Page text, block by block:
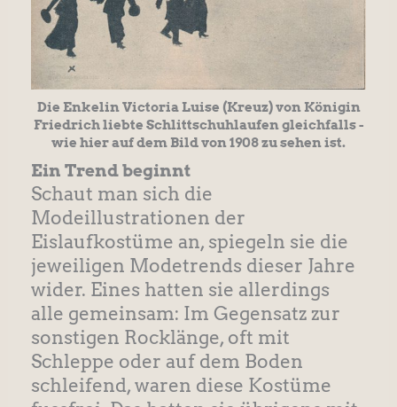
Die Enkelin Victoria Luise (Kreuz) von Königin
Friedrich liebte Schlittschuhlaufen gleichfalls -
wie hier auf dem Bild von 1908 zu sehen ist.
Ein Trend beginnt
Schaut man sich die
Modeillustrationen der
Eislaufkostüme an, spiegeln sie die
jeweiligen Modetrends dieser Jahre
wider. Eines hatten sie allerdings
alle gemeinsam: Im Gegensatz zur
sonstigen Rocklänge, oft mit
Schleppe oder auf dem Boden
schleifend, waren diese Kostüme